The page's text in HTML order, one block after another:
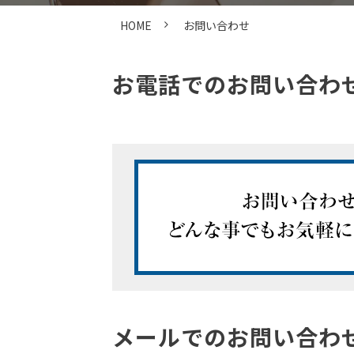
HOME お問い合わせ
お電話でのお問い合わ
メールでのお問い合わ